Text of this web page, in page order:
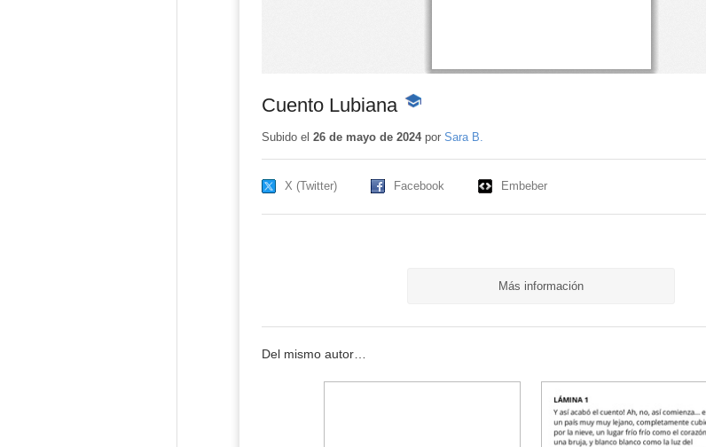
Cuento Lubiana -
educativo
Subido el 26 de mayo de 2024por Sara B.
X (Twitter) Facebook Embeber
Más información
Del mismo autor…